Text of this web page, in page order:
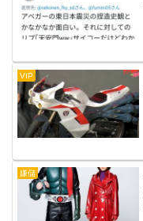
VIP
嫌儲